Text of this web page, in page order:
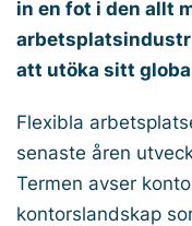
in en fot i den allt
att utöka sitt
Flexibla
senaste åren
Termen avser
kontorslandskap